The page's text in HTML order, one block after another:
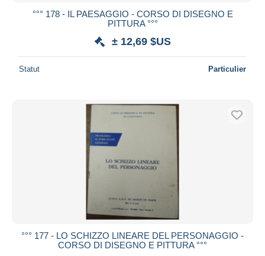
°°° 178 - IL PAESAGGIO - CORSO DI DISEGNO E
PITTURA °°°
± 12,69 $US
Statut Particulier
°°° 177 - LO SCHIZZO LINEARE DEL PERSONAGGIO -
CORSO DI DISEGNO E PITTURA °°°